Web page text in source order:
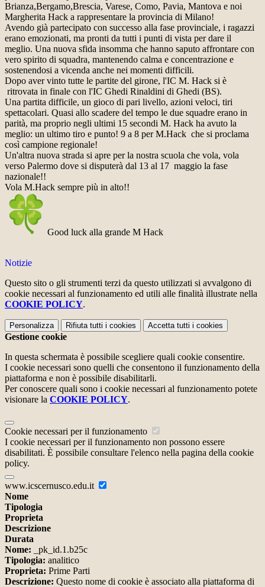
Brianza,Bergamo,Brescia, Varese, Como, Pavia, Mantova e noi
Margherita Hack a rappresentare la provincia di Milano!
Avendo già partecipato con successo alla fase provinciale, i ragazzi
erano emozionati, ma pronti da tutti i punti di vista per dare il
meglio. Una nuova sfida insomma che hanno saputo affrontare con
vero spirito di squadra, mantenendo calma e concentrazione e
sostenendosi a vicenda anche nei momenti difficili.
Dopo aver vinto tutte le partite del girone, l'IC M. Hack si è
ritrovata in finale con l'IC Ghedi Rinaldini di Ghedi (BS).
Una partita difficile, un gioco di pari livello, azioni veloci, tiri
spettacolari. Quasi allo scadere del tempo le due squadre erano in
parità, ma proprio negli ultimi 15 secondi M. Hack ha avuto la
meglio: un ultimo tiro e punto! 9 a 8 per M.Hack che si proclama
così campione regionale!
Un'altra nuova strada si apre per la nostra scuola che vola, vola
verso Palermo dove si disputerà dal 13 al 17 maggio la fase
nazionale!!
Vola M.Hack sempre più in alto!!
Good luck alla grande M Hack
Notizie
Questo sito o gli strumenti terzi da questo utilizzati si avvalgono di
cookie necessari al funzionamento ed utili alle finalità illustrate nella
COOKIE POLICY.
Personalizza Rifiuta tutti i cookies Accetta tutti i cookies
Gestione cookie
In questa schermata è possibile scegliere quali cookie consentire.
I cookie necessari sono quelli che consentono il funzionamento della
piattaforma e non è possibile disabilitarli.
Per conoscere quali sono i cookie necessari al funzionamento potete
visionare la COOKIE POLICY.
Cookie necessari per il funzionamento
I cookie necessari per il funzionamento non possono essere
disabilitati. È possibile consultare l'elenco nella pagina della cookie
policy.
www.icscernusco.edu.it
Nome
Tipologia
Proprieta
Descrizione
Durata
Nome: _pk_id.1.b25c
Tipologia: analitico
Proprieta: Prime Parti
Descrizione: Questo nome di cookie è associato alla piattaforma di